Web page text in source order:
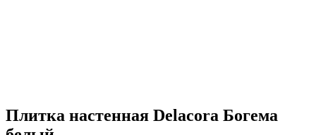
Плитка настенная Delacora Богема